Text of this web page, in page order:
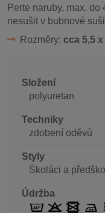
Perte naruby, max. do
nesušit v bubnové
Rozměry: cca 5,5 x
Složení
polyuretan
Techniky
zdobení oděvů
Styly
Školáci a
Údržba